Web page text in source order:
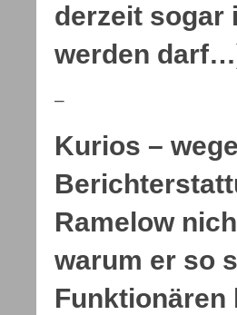
derzeit sogar
werden
–
Kurios –
Ramelow
warum er so